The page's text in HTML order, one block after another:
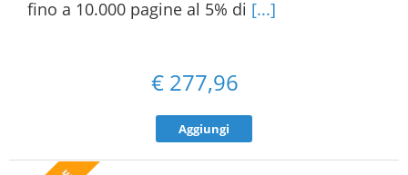
fino a 10.000 pagine al 5% di [...]
€ 277,96
Aggiungi